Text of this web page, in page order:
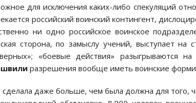
для исключения каких-либо спекуляций
российский воинский контингент,
ни одно российское воинское
сторона, по замыслу учений, выступает
«боевые действия» разыгрываются
разрешения вообще иметь воинские
даже больше, чем была должна для того,